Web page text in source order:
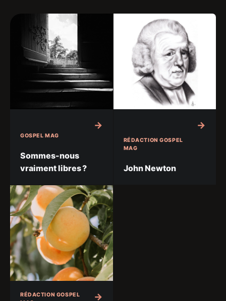
GOSPEL MAG
Sommes-nous
vraiment libres ?
RÉDACTION GOSPEL
MAG
John Newton
RÉDACTION GOSPEL